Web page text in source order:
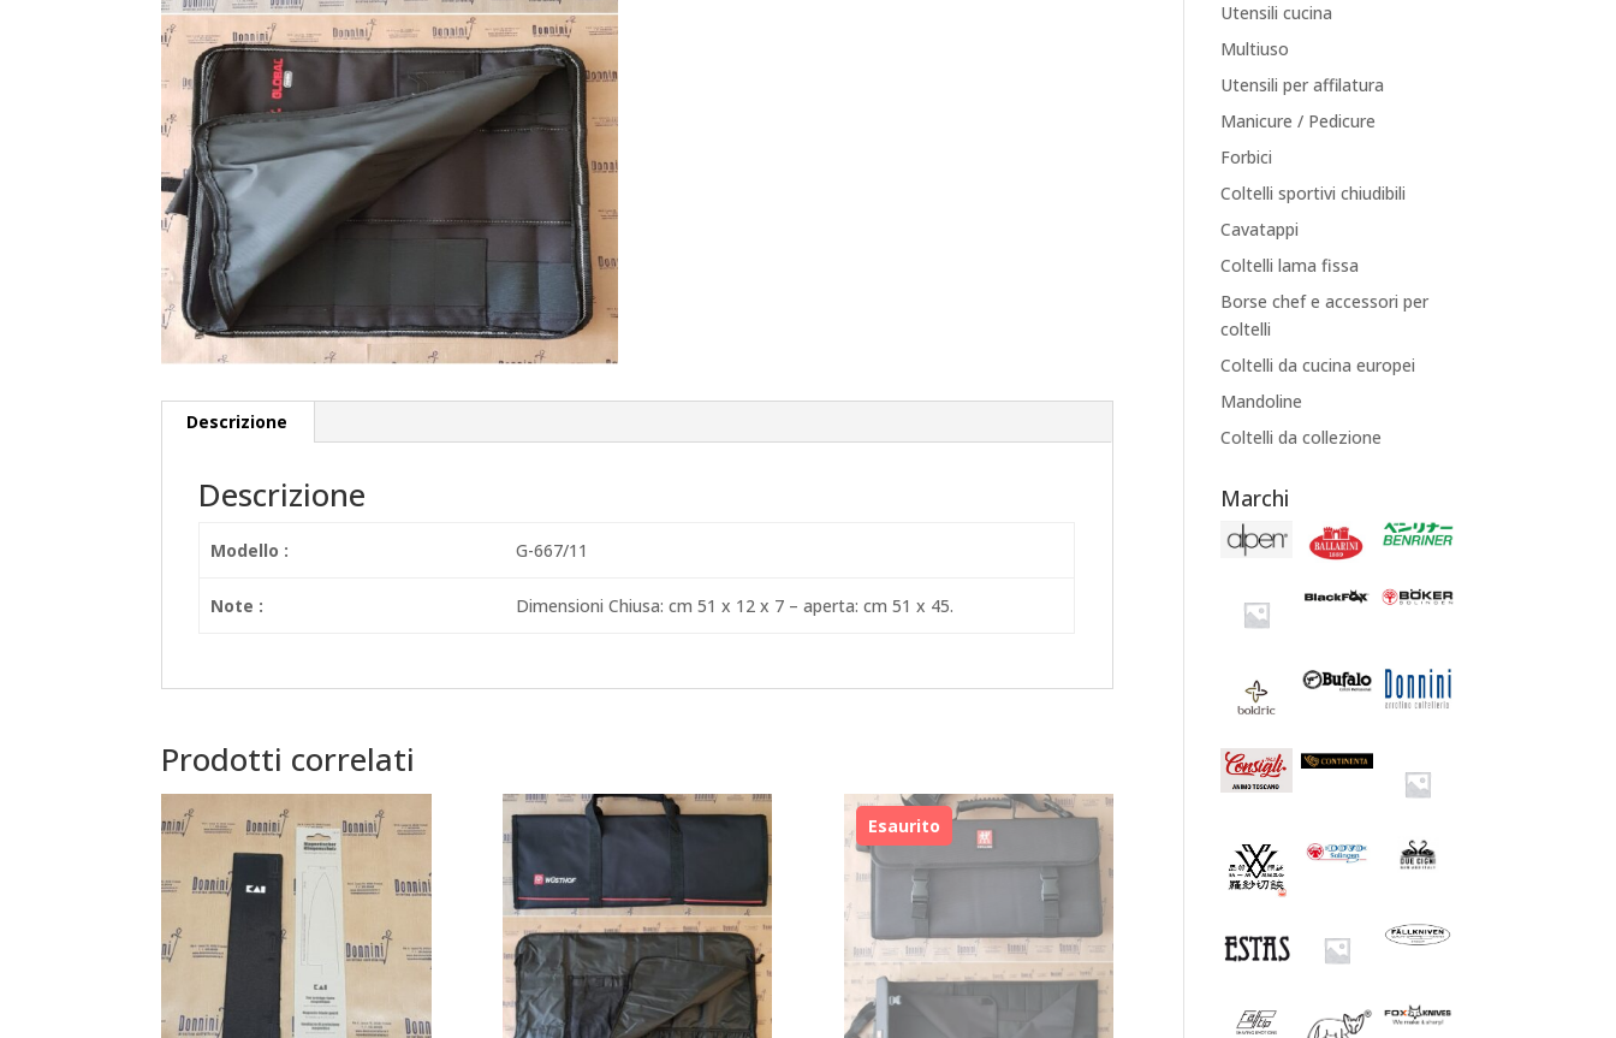
Descrizione
Descrizione
Modello : G-667/11
Note : Dimensioni Chiusa: cm 51 x 12 x 7 – aperta: cm 51 x 45.
Prodotti correlati
Utensili cucina
Multiuso
Utensili per affilatura
Manicure / Pedicure
Forbici
Coltelli sportivi chiudibili
Cavatappi
Coltelli lama fissa
Borse chef e accessori per
coltelli
Coltelli da cucina europei
Mandoline
Coltelli da collezione
Marchi